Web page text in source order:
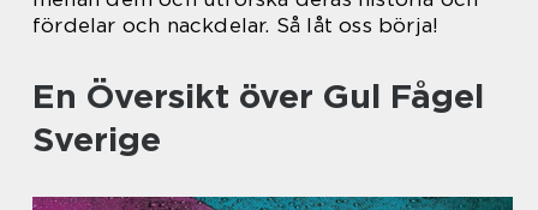
fördelar och nackdelar. Så låt oss börja!
En Översikt över Gul Fågel
Sverige